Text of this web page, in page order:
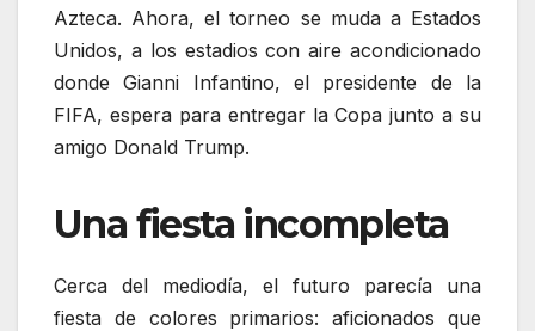
Azteca. Ahora, el torneo se muda a Estados
Unidos, a los estadios con aire acondicionado
donde Gianni Infantino, el presidente de la
FIFA, espera para entregar la Copa junto a su
amigo Donald Trump.
Una fiesta incompleta
Cerca del mediodía, el futuro parecía una
fiesta de colores primarios: aficionados que